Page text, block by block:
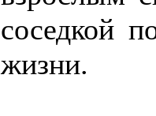
соседкой
жизни.